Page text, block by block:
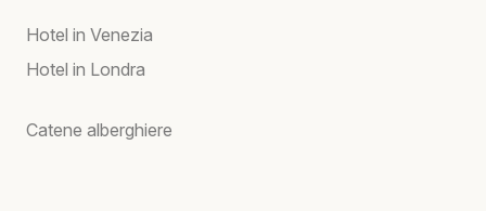
Hotel in Venezia
Hotel in Londra
Catene alberghiere